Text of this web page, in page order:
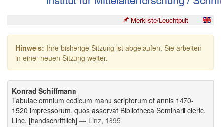
Merkliste/Leuchtpult
Hinweis: Ihre bisherige Sitzung ist abgelaufen. Sie arbeiten
in einer neuen Sitzung weiter.
Konrad Schiffmann
Tabulae omnium codicum manu scriptorum et annis 1470-
1520 impressorum, quos asservat Bibliotheca Seminarii cleric.
Linc. [handschriftlich] — Linz, 1895